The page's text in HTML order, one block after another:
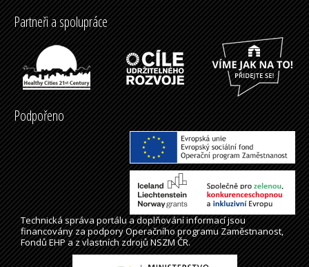
Partneři a spolupráce
Podpořeno
Technická správaportálua doplňování informací jsou
financovány za podpory Operačního programu Zaměstnanost,
Fondů EHP a z vlastních zdrojů NSZM ČR.